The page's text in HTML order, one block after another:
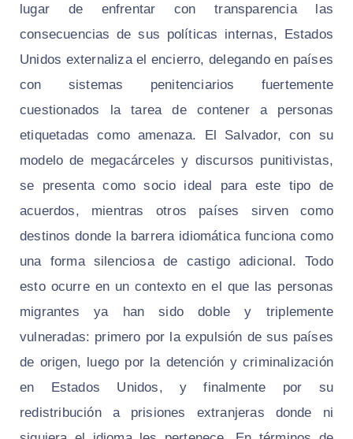
lugar de enfrentar con transparencia las
consecuencias de sus políticas internas, Estados
Unidos externaliza el encierro, delegando en países
con sistemas penitenciarios fuertemente
cuestionados la tarea de contener a personas
etiquetadas como amenaza. El Salvador, con su
modelo de megacárceles y discursos punitivistas,
se presenta como socio ideal para este tipo de
acuerdos, mientras otros países sirven como
destinos donde la barrera idiomática funciona como
una forma silenciosa de castigo adicional. Todo
esto ocurre en un contexto en el que las personas
migrantes ya han sido doble y triplemente
vulneradas: primero por la expulsión de sus países
de origen, luego por la detención y criminalización
en Estados Unidos, y finalmente por su
redistribución a prisiones extranjeras donde ni